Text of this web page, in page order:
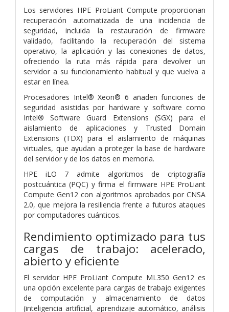
Los servidores HPE ProLiant Compute proporcionan
recuperación automatizada de una incidencia de
seguridad, incluida la restauración de firmware
validado, facilitando la recuperación del sistema
operativo, la aplicación y las conexiones de datos,
ofreciendo la ruta más rápida para devolver un
servidor a su funcionamiento habitual y que vuelva a
estar en línea.
Procesadores Intel® Xeon® 6 añaden funciones de
seguridad asistidas por hardware y software como
Intel® Software Guard Extensions (SGX) para el
aislamiento de aplicaciones y Trusted Domain
Extensions (TDX) para el aislamiento de máquinas
virtuales, que ayudan a proteger la base de hardware
del servidor y de los datos en memoria.
HPE iLO 7 admite algoritmos de criptografía
postcuántica (PQC) y firma el firmware HPE ProLiant
Compute Gen12 con algoritmos aprobados por CNSA
2.0, que mejora la resiliencia frente a futuros ataques
por computadores cuánticos.
Rendimiento optimizado para tus
cargas de trabajo: acelerado,
abierto y eficiente
El servidor HPE ProLiant Compute ML350 Gen12 es
una opción excelente para cargas de trabajo exigentes
de computación y almacenamiento de datos
(inteligencia artificial, aprendizaje automático, análisis